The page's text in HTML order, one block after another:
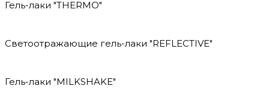
Гель-лаки "THERMO"
Светоотражающие гель-лаки "REFLECTIVE"
Гель-лаки "MILKSHAKE"